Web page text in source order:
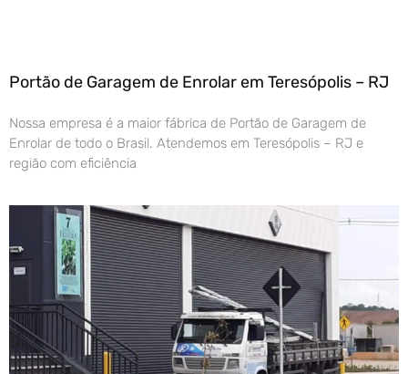
Portão de Garagem de Enrolar em Teresópolis – RJ
Nossa empresa é a maior fábrica de Portão de Garagem de
Enrolar de todo o Brasil. Atendemos em Teresópolis – RJ e
região com eficiência